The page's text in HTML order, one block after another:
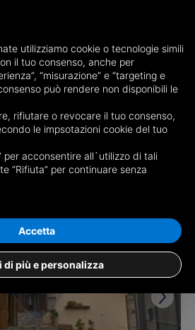
of the newspaper by mail
newspaper
utilizziamo cookie o tecnologie simili
il tuo consenso, anche per
“misurazione” e “targeting e
può rendere non disponibili le
rifiutare o revocare il tuo consenso,
le impsotazioni cookie del tuo
per acconsentire all`utilizzo di tali
“Rifiuta” per continuare senza
di più e personalizza
Accetta